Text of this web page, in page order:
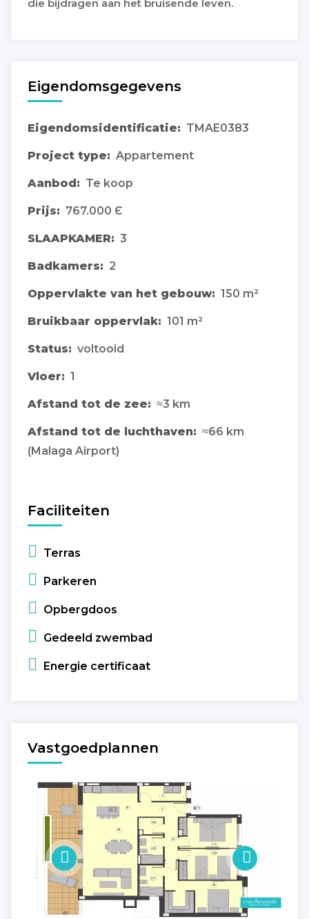
die bijdragen aan het bruisende leven.
Eigendomsgegevens
Eigendomsidentificatie: TMAE0383
Project type: Appartement
Aanbod: Te koop
Prijs: 767.000 Є
SLAAPKAMER: 3
Badkamers: 2
Oppervlakte van het gebouw: 150 m²
Bruikbaar oppervlak: 101 m²
Status: voltooid
Vloer: 1
Afstand tot de zee: ≈3 km
Afstand tot de luchthaven: ≈66 km
(Malaga Airport)
Faciliteiten
Terras
Parkeren
Opbergdoos
Gedeeld zwembad
Energie certificaat
Vastgoedplannen